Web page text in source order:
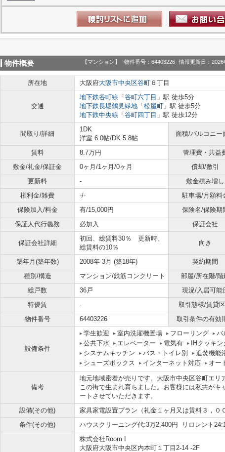
物件概要 【マンション】 物件番号：64403226 情報更新日：2026
所在地 大阪府大阪市中央区谷町 ６丁目
交通
地下鉄谷町線 「 谷町六丁目 」駅 徒歩5分
地下鉄長堀鶴見緑地 「 松屋町 」駅 徒歩5分
地下鉄中央線 「 谷町四丁目 」駅 徒歩12分
間取り/詳細
1DK
洋室 6.0帖/DK 5.8帖
面積/バルコニー
賃料 8.7万円 管理費・共益
敷金/礼金/保証金
0ヶ月/1ヶ月/0ヶ月 償却/敷引
更新料
- 敷金積み増し
権利金/雑費
-/- 駐車場/月額料
保険加入/料金
有/15,000円 保険名/保険期
保証人代行義務
必加入 保証会社
保証会社詳細
初回、総賃料30％ 更新時、
総賃料の10％
向き
築年月(築年数) 2008年 3月 (築18年) 契約期間
種別/構造
マンション/鉄筋コンクリート 部屋/所在階/階
総戸数
36戸 現況/入居可能
特優賃
- 取引態様/賃貸
物件番号
64403226 取引条件の有効
設備条件
学生歓迎 室内洗濯機置場 フローリング バ
公共下水
エレベーター 電気有 IHクッキ
システムキッチン
バス・トイレ別 追焚機能
シューズボックス
インターネット対応 オー
備考
地元地域密着が売りです。大阪市中央区谷町エリ
この街で生まれ育ちました。お客様には私共がキ
ートさせていただきます。
設備(その他)
家具家電設置プラン（礼金１ヶ月又は賃料３，０
条件(その他)
ハウスクリーニング代:3万2,400円 リロレント
株式会社Room I
大阪府大阪市中央区内本町１丁目2-14 -2F